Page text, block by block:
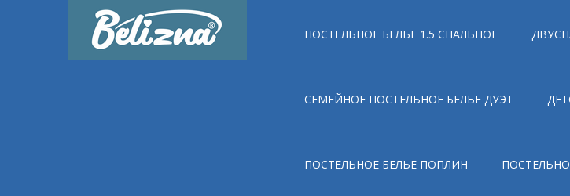
ПОСТЕЛЬНОЕ БЕЛЬЕ 1.5 СПАЛЬНОЕ
СЕМЕЙНОЕ ПОСТЕЛЬНОЕ БЕЛЬЕ ДУЭТ
ПОСТЕЛЬНОЕ БЕЛЬЕ ПОПЛИН